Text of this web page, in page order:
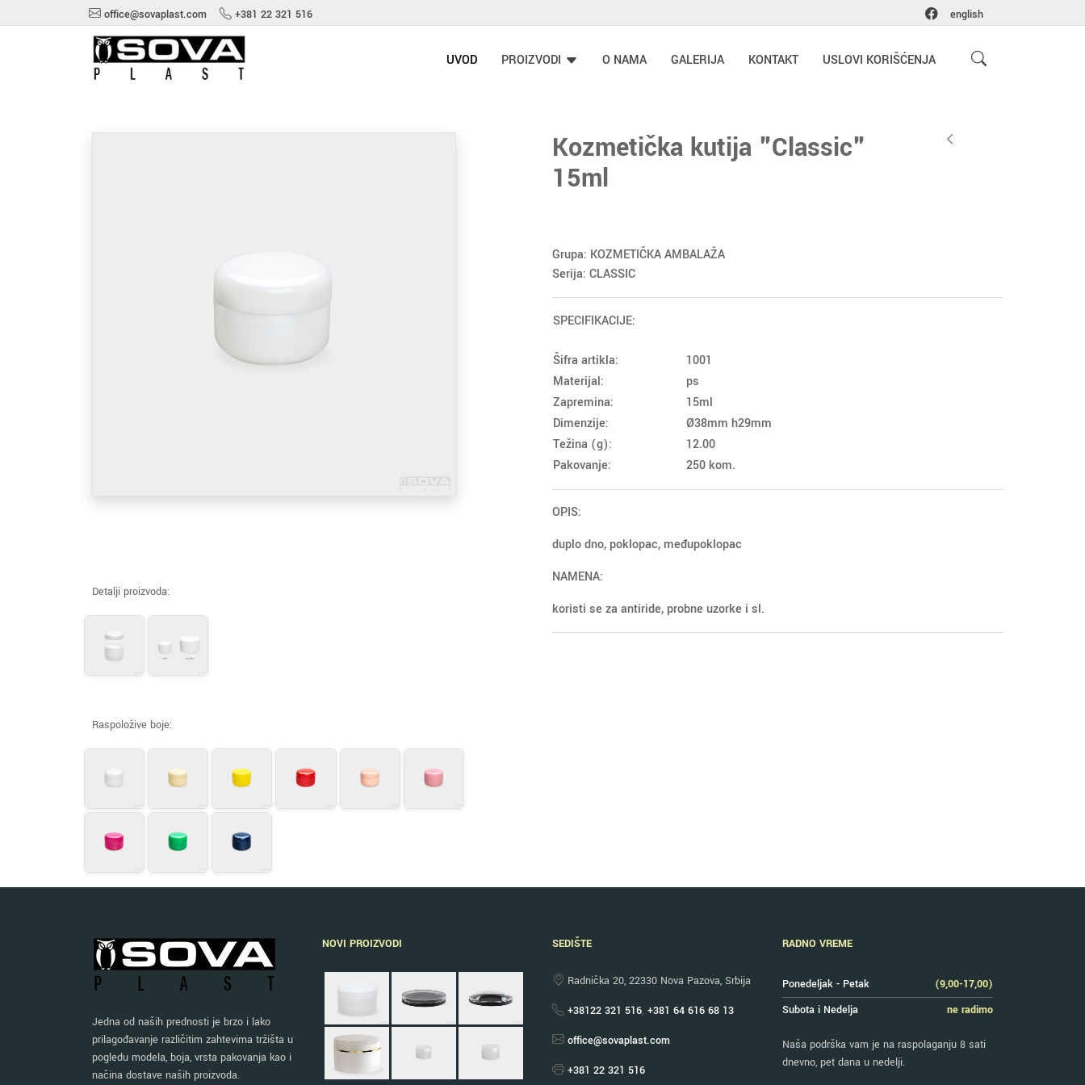
office@sovaplast.com +381 22 321 516 english
UVOD PROIZVODI O NAMA GALERIJA KONTAKT USLOVI KORIŠĆENJA
Detalji proizvoda:
Raspoložive boje:
Kozmetička kutija "Classic"
15ml
Grupa: KOZMETIČKA AMBALAŽA
Serija: CLASSIC
SPECIFIKACIJE:
Šifra artikla:
1001
Materijal:
ps
Zapremina:
15ml
Dimenzije:
Ø38mm h29mm
Težina (g):
12.00
Pakovanje:
250 kom.
OPIS:
duplo dno, poklopac, međupoklopac
NAMENA:
koristi se za antiride, probne uzorke i sl.
Jedna od naših prednosti je brzo i lako
prilagođavanje različitim zahtevima tržišta u
pogledu modela, boja, vrsta pakovanja kao i
načina dostave naših proizvoda.
NOVI PROIZVODI SEDIŠTE
Radnička 20, 22330 Nova Pazova, Srbija
+38122 321 516, +381 64 616 68 13
office@sovaplast.com
+381 22 321 516
RADNO VREME
Ponedeljak - Petak
(9,00-17,00)
Subota i Nedelja
ne radimo
Naša podrška vam je na raspolaganju 8 sati
dnevno, pet dana u nedelji.